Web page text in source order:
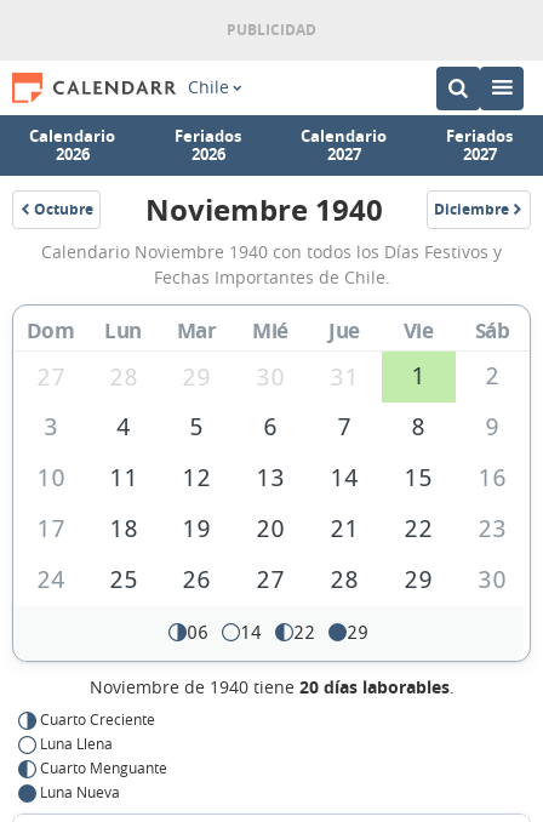
Chile
Calendario
2026
Feriados
2026
Calendario
2027
Feriados
2027
Octubre
1940
Calendario
Noviembre
1940
de
Chile
Noviembre 1940 Diciembre
1940
Calendario Noviembre 1940 con todos los Días Festivos y
Fechas Importantes de Chile.
Dom Lun Mar Mié Jue Vie Sáb
27 28 29 30 31 1
2
3
4 5 6 7 8
9
10
11 12 13 14 15
16
17
18 19 20 21 22
23
24
25 26 27 28 29 30
06 14 22 29
Noviembre de 1940 tiene 20 días laborables.
Cuarto Creciente
Luna Llena
Cuarto Menguante
Luna Nueva